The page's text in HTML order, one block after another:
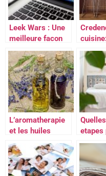
Leek Wars : Une
meilleure facon
d’apprendre a
programmer
sert
?
L’aromatherapie
et les huiles
vegetales
etapes
ouvrir
?